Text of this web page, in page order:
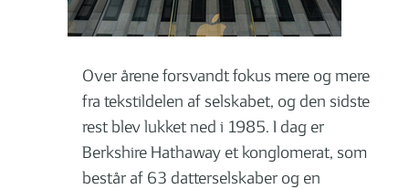
Over årene forsvandt fokus mere og mere
fra tekstildelen af selskabet, og den sidste
rest blev lukket ned i 1985. I dag er
Berkshire Hathaway et konglomerat, som
består af 63 datterselskaber og en